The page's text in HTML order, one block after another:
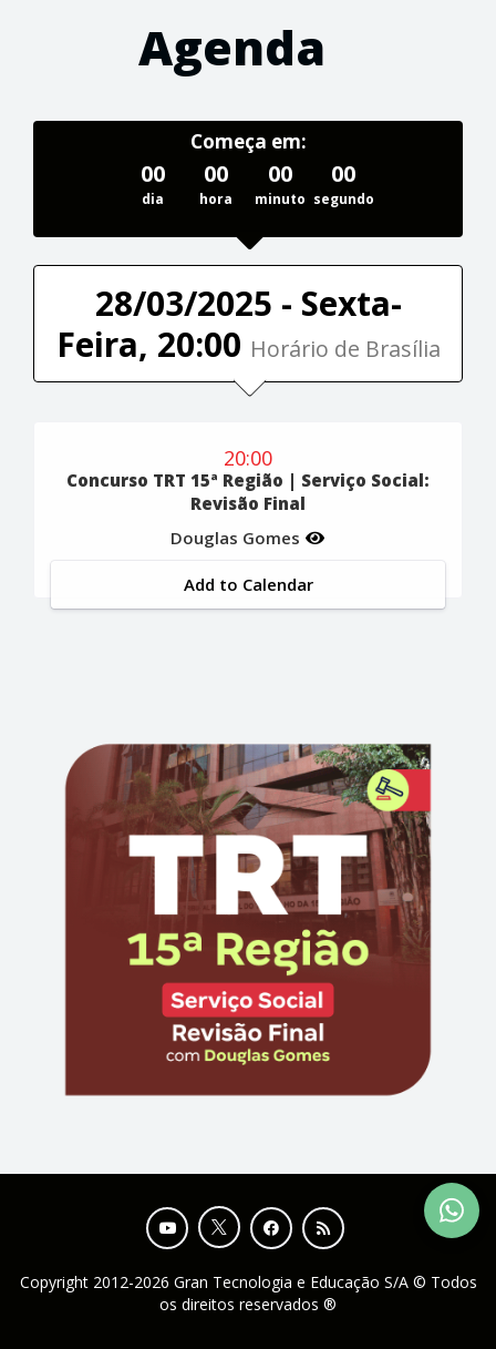
Agenda
Começa em:
00
dia
00
hora
00
minuto
00
segundo
28/03/2025 - Sexta-
Feira, 20:00 Horário de Brasília
20:00
Concurso TRT 15ª Região | Serviço Social:
Revisão Final
Douglas Gomes
Add to Calendar
Copyright 2012-2026 Gran Tecnologia e Educação S/A © Todos
os direitos reservados ®